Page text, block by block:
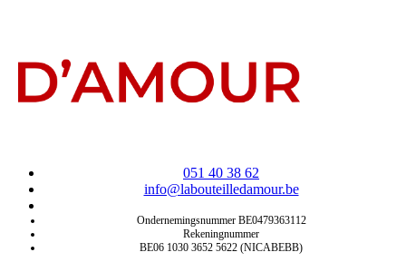
051 40 38 62
info@labouteilledamour.be
Ondernemingsnummer BE0479363112
Rekeningnummer
BE06 1030 3652 5622 (NICABEBB)